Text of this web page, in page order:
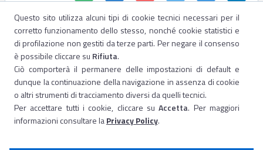
Questo sito utilizza alcuni tipi di cookie tecnici necessari per il
corretto funzionamento dello stesso, nonché cookie statistici e
di profilazione non gestiti da terze parti. Per negare il consenso
è possibile cliccare su Rifiuta.
Ciò comporterà il permanere delle impostazioni di default e
dunque la continuazione della navigazione in assenza di cookie
o altri strumenti di tracciamento diversi da quelli tecnici.
Per accettare tutti i cookie, cliccare suAccetta. Per maggiori
informazioni consultare laPrivacy Policy.